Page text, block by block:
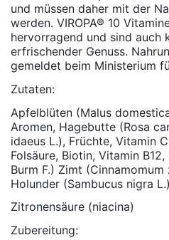
und müssen daher mit der
werden. VIROPA® 10
hervorragend und sind auch
erfrischender Genuss.
gemeldet beim Ministerium
Zutaten:
Apfelblüten (Malus
Aromen, Hagebutte (Rosa
idaeus L.), Früchte, Vitamin
Folsäure, Biotin, Vitamin
Burm F.) Zimt
Holunder (Sambucus nigra L.)
Zitronensäure (niacina)
Zubereitung: